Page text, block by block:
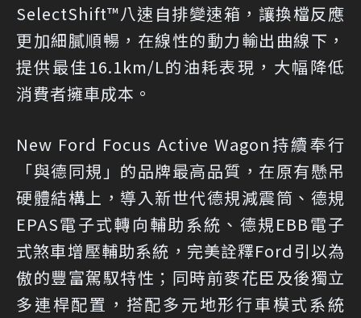
SelectShift™八速自排變速箱，讓換檔反應
更加細膩順暢，在線性的動力輸出曲線下，
提供最佳16.1km/L的油耗表現，大幅降低
消費者擁車成本。
New Ford Focus Active Wagon持續奉行
「與德同規」的品牌最高品質，在原有懸吊
硬體結構上，導入新世代德規減震筒、德規
EPAS電子式轉向輔助系統、德規EBB電子
式煞車增壓輔助系統，完美詮釋Ford引以為
傲的豐富駕馭特性；同時前麥花臣及後獨立
多連桿配置，搭配多元地形行車模式系統